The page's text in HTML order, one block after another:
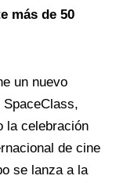
más de 50
un nuevo
SpaceClass,
la celebración
de cine
se lanza a la